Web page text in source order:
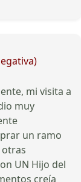
mi visita a
muy
un ramo
UN Hijo del
creía